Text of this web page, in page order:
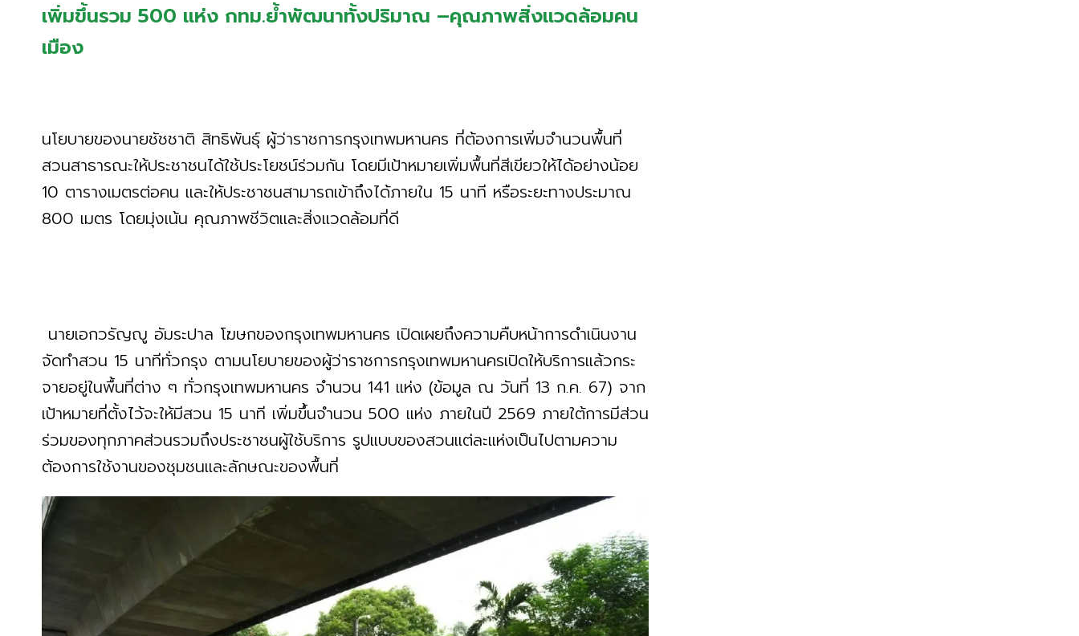
เพิ่มขึ้นรวม 500 แห่ง กทม.ย้ำพัฒนาทั้งปริมาณ –คุณภาพสิ่งแวดล้อมคน
เมือง
นโยบายของนายชัชชาติ สิทธิพันธุ์ ผู้ว่าราชการกรุงเทพมหานคร ที่ต้องการเพิ่มจำนวนพื้นที่
สวนสาธารณะให้ประชาชนได้ใช้ประโยชน์ร่วมกัน โดยมีเป้าหมายเพิ่มพื้นที่สีเขียวให้ได้อย่างน้อย
10 ตารางเมตรต่อคน และให้ประชาชนสามารถเข้าถึงได้ภายใน 15 นาที หรือระยะทางประมาณ
800 เมตร โดยมุ่งเน้น คุณภาพชีวิตและสิ่งแวดล้อมที่ดี
นายเอกวรัญญู อัมระปาล โฆษกของกรุงเทพมหานคร เปิดเผยถึงความคืบหน้าการดำเนินงาน
จัดทำสวน 15 นาทีทั่วกรุง ตามนโยบายของผู้ว่าราชการกรุงเทพมหานครเปิดให้บริการแล้วกระ
จายอยู่ในพื้นที่ต่าง ๆ ทั่วกรุงเทพมหานคร จำนวน 141 แห่ง (ข้อมูล ณ วันที่ 13 ก.ค. 67) จาก
เป้าหมายที่ตั้งไว้จะให้มีสวน 15 นาที เพิ่มขึ้นจำนวน 500 แห่ง ภายในปี 2569 ภายใต้การมีส่วน
ร่วมของทุกภาคส่วนรวมถึงประชาชนผู้ใช้บริการ รูปแบบของสวนแต่ละแห่งเป็นไปตามความ
ต้องการใช้งานของชุมชนและลักษณะของพื้นที่